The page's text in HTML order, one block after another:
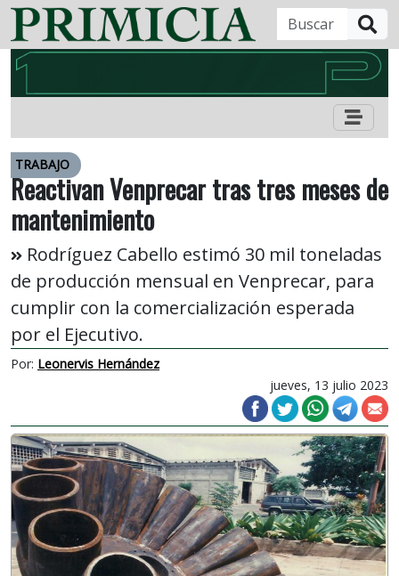
TRABAJO
Reactivan Venprecar tras tres meses de
mantenimiento
Rodríguez Cabello estimó 30 mil toneladas
de producción mensual en Venprecar, para
cumplir con la comercialización esperada
por el Ejecutivo.
Por: Leonervis Hernández
jueves, 13 julio 2023